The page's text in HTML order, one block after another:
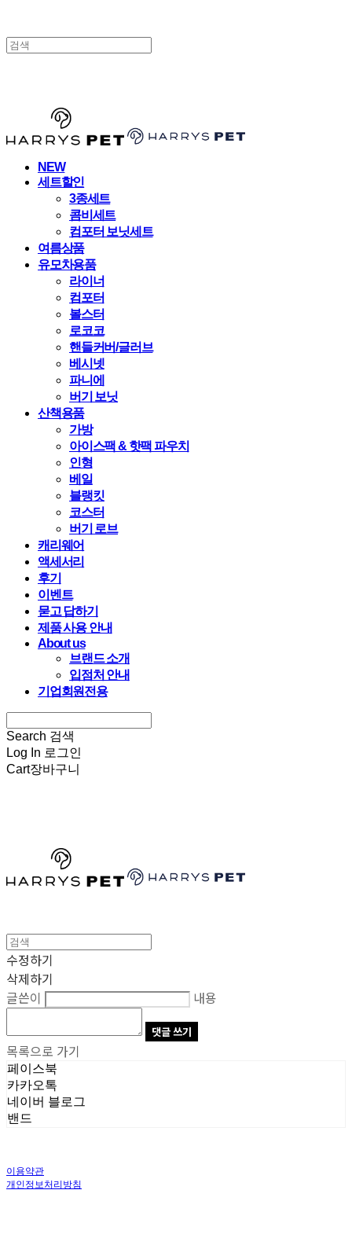
NEW
세트할인
3종세트
콤비세트
컴포터 보닛세트
여름상품
유모차용품
라이너
컴포터
볼스터
로코코
핸들커버/글러브
베시넷
파니에
버기 보닛
산책용품
가방
아이스팩 & 핫팩 파우치
인형
베일
블랭킷
코스터
버기 로브
캐리웨어
액세서리
후기
이벤트
묻고 답하기
제품 사용 안내
About us
브랜드 소개
입점처 안내
기업회원전용
Search 검색
Log In 로그인
Cart장바구니
수정하기
삭제하기
글쓴이
내용
댓글 쓰기
목록으로 가기
페이스북
카카오톡
네이버 블로그
밴드
이용약관
개인정보처리방침